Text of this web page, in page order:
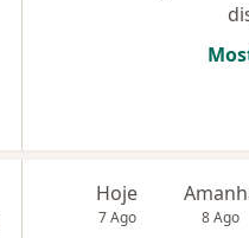
Hoje
7 Ago 8 Ago